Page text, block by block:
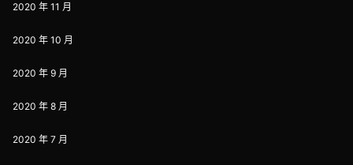
2020 年 11 月
2020 年 10 月
2020 年 9 月
2020 年 8 月
2020 年 7 月